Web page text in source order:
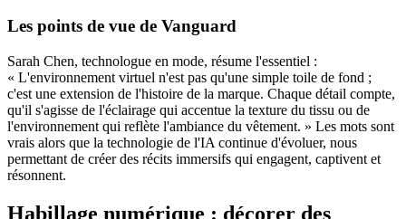
Les points de vue de Vanguard
Sarah Chen, technologue en mode, résume l'essentiel :
« L'environnement virtuel n'est pas qu'une simple toile de fond ;
c'est une extension de l'histoire de la marque. Chaque détail compte,
qu'il s'agisse de l'éclairage qui accentue la texture du tissu ou de
l'environnement qui reflète l'ambiance du vêtement. » Les mots sont
vrais alors que la technologie de l'IA continue d'évoluer, nous
permettant de créer des récits immersifs qui engagent, captivent et
résonnent.
Habillage numérique : décorer des